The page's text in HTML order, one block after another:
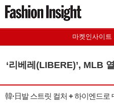
마켓인사이트
‘리베레(LIBERE)’, MLB
韓·日발 스트릿 컬처 + 하이엔드로